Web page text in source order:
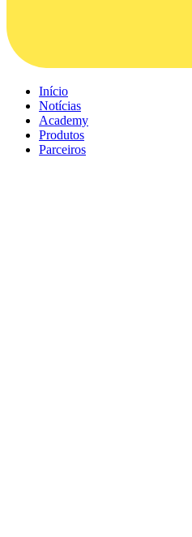
Início
Notícias
Academy
Produtos
Parceiros